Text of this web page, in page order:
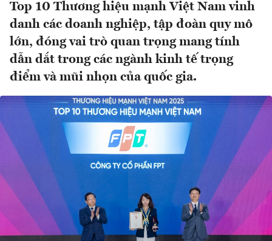
Top 10 Thương hiệu mạnh Việt Nam vinh
danh các doanh nghiệp, tập đoàn quy mô
lớn, đóng vai trò quan trọng mang tính
dẫn dắt trong các ngành kinh tế trọng
điểm và mũi nhọn của quốc gia.